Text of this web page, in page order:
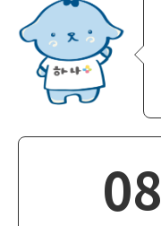
08